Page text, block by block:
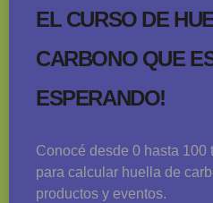
EL CURSO DE
CARBONO QUE
ESPERANDO!
Conocé desde 0 hasta 100
para calcular huella de
productos y eventos.